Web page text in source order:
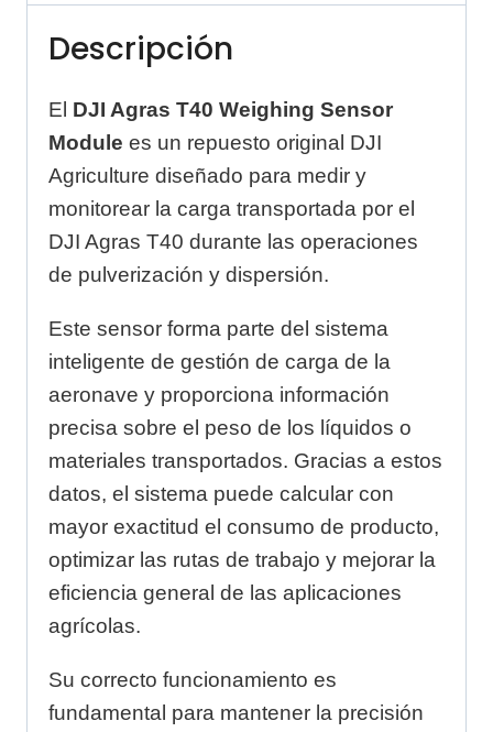
Descripción
El DJI Agras T40 Weighing Sensor
Module es un repuesto original DJI
Agriculture diseñado para medir y
monitorear la carga transportada por el
DJI Agras T40 durante las operaciones
de pulverización y dispersión.
Este sensor forma parte del sistema
inteligente de gestión de carga de la
aeronave y proporciona información
precisa sobre el peso de los líquidos o
materiales transportados. Gracias a estos
datos, el sistema puede calcular con
mayor exactitud el consumo de producto,
optimizar las rutas de trabajo y mejorar la
eficiencia general de las aplicaciones
agrícolas.
Su correcto funcionamiento es
fundamental para mantener la precisión